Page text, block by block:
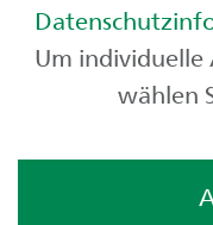
Über uns
Um individuelle
wählen